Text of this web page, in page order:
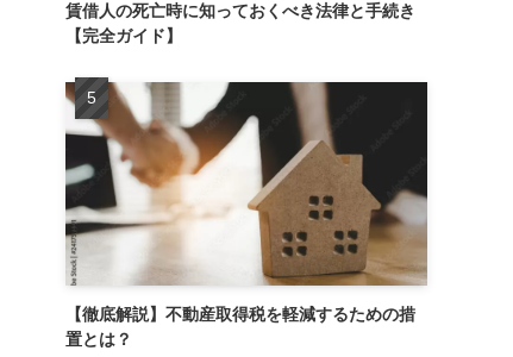
賃借人の死亡時に知っておくべき法律と手続き
【完全ガイド】
【徹底解説】不動産取得税を軽減するための措
置とは？